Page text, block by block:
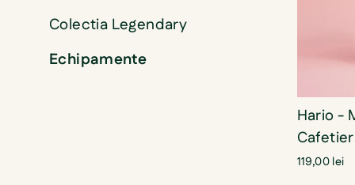
Colectia Legendary
Echipamente
Hario -
119,00 lei